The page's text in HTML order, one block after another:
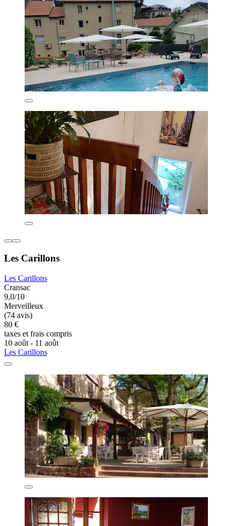
Les Carillons
Les Carillons
Cransac
9,0/10
Merveilleux
(74 avis)
80 €
taxes et frais compris
10 août - 11 août
Les Carillons